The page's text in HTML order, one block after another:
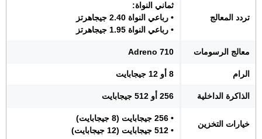
تردد المعالج
ثماني النواة:
• رباعي النواة 2.40 جيجاهرتز
• رباعي النواة 1.95 جيجاهرتز
معالج الرسومات Adreno 710
الرام 8 أو 12 جيجابايت
الذاكرة الداخلية 256 أو 512 جيجابايت
خيارات التخزين
• 256 جيجابايت (8 جيجابايت)
• 512 جيجابايت (12 جيجابايت)